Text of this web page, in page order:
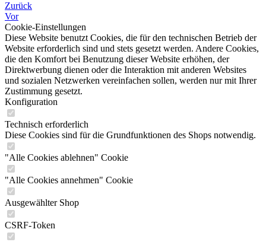
Zurück
Vor
Cookie-Einstellungen
Diese Website benutzt Cookies, die für den technischen Betrieb der
Website erforderlich sind und stets gesetzt werden. Andere Cookies,
die den Komfort bei Benutzung dieser Website erhöhen, der
Direktwerbung dienen oder die Interaktion mit anderen Websites
und sozialen Netzwerken vereinfachen sollen, werden nur mit Ihrer
Zustimmung gesetzt.
Konfiguration
Technisch erforderlich
Diese Cookies sind für die Grundfunktionen des Shops notwendig.
"Alle Cookies ablehnen" Cookie
"Alle Cookies annehmen" Cookie
Ausgewählter Shop
CSRF-Token